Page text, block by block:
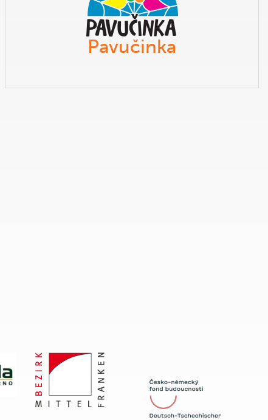
Pavučinka